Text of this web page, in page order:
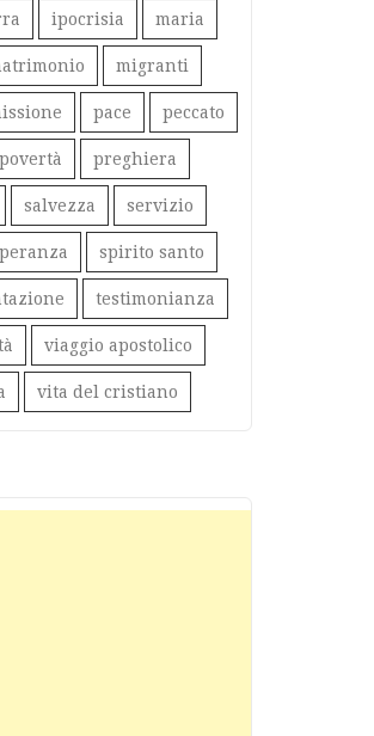
ipocrisia maria
migranti
pace peccato
povertà preghiera
salvezza servizio
spirito santo
testimonianza
viaggio apostolico
vita del cristiano